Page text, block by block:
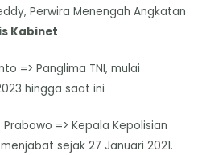
Perwira Menengah Angkatan
Kabinet
=> Panglima TNI, mulai
hingga saat ini
=> Kepala Kepolisian
sejak 27 Januari 2021.